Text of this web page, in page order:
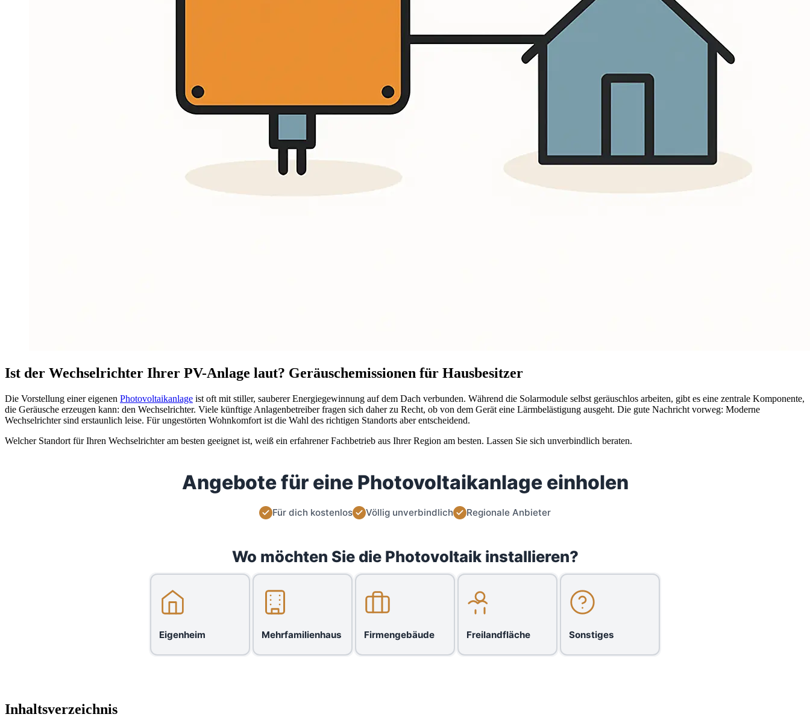
Ist der Wechselrichter Ihrer PV-Anlage laut? Geräuschemissionen für Hausbesitzer
Die Vorstellung einer eigenen Photovoltaikanlage ist oft mit stiller, sauberer Energiegewinnung auf dem Dach verbunden. Während die Solarmodule selbst geräuschlos arbeiten, gibt es eine zentrale Komponente,
die Geräusche erzeugen kann: den Wechselrichter. Viele künftige Anlagenbetreiber fragen sich daher zu Recht, ob von dem Gerät eine Lärmbelästigung ausgeht. Die gute Nachricht vorweg: Moderne
Wechselrichter sind erstaunlich leise. Für ungestörten Wohnkomfort ist die Wahl des richtigen Standorts aber entscheidend.
Welcher Standort für Ihren Wechselrichter am besten geeignet ist, weiß ein erfahrener Fachbetrieb aus Ihrer Region am besten. Lassen Sie sich unverbindlich beraten.
Angebote für eine Photovoltaikanlage einholen
Für dich kostenlos Völlig unverbindlich Regionale Anbieter
Wo möchten Sie die Photovoltaik installieren?
Eigenheim Mehrfamilienhaus Firmengebäude Freilandfläche Sonstiges
Inhaltsverzeichnis